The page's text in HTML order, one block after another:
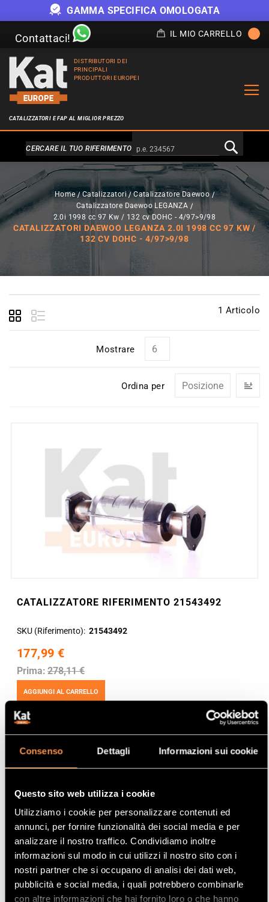
Consenso Dettagli Informazioni sui cookie
Questo sito web utilizza i cookie
Utilizziamo i cookie per personalizzare contenuti ed
annunci, per fornire funzionalità dei social media e per
analizzare il nostro traffico. Condividiamo inoltre
informazioni sul modo in cui utilizzi il nostro sito con i
nostri partner che si occupano di analisi dei dati web,
pubblicità e social media, i quali potrebbero combinarle
con altre informazioni che hai fornito loro o che hanno
GAMMA SPECIFICA OMOLOGATA
Contattaci! IL MIO CARRELLO
DISTRIBUTORI DEI
PRINCIPALI
PRODUTTORI EUROPEI
CATALIZZATORI E FAP AL MIGLIOR PREZZO
Alternativa a Doofinder
CERCARE IL TUO RIFERIMENTO
Home Catalizzatori Catalizzatore Daewoo
Catalizzatore Daewoo LEGANZA
2.0i 1998 cc 97 Kw / 132 cv DOHC - 4/97>9/98
CATALIZZATORI DAEWOO LEGANZA 2.0I 1998 CC 97 KW /
132 CV DOHC - 4/97>9/98
1 Articolo
Mostrare
Ordina per
CATALIZZATORE RIFERIMENTO 21543492
SKU (Riferimento) 21543492
177,99 €
Prima: 278,11 €
AGGIUNGI AL CARRELLO
Mostrare Per pagina
La vostra selezione
Prodotto